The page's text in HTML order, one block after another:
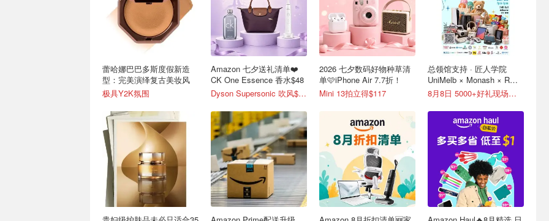
蕾哈娜巴巴多斯度假新造
型：完美演绎复古美妆风
极具Y2K氛围
Amazon 七夕送礼清单❤️
CK One Essence 香水$48
Dyson Supersonic 吹风$548
2026 七夕数码好物种草清
单🩷iPhone Air 7.7折！
Mini 13拍立得$117
总领馆支持 · 匠人学院
UniMelb × Monash × RMIT
三校新生节
8月8日 5000+好礼现场送！